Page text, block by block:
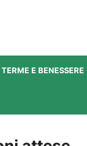
TERME E BENESSERE